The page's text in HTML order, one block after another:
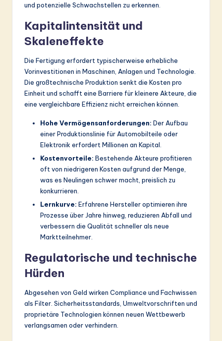
und potenzielle Schwachstellen zu erkennen.
Kapitalintensität und
Skaleneffekte
Die Fertigung erfordert typischerweise erhebliche
Vorinvestitionen in Maschinen, Anlagen und Technologie.
Die großtechnische Produktion senkt die Kosten pro
Einheit und schafft eine Barriere für kleinere Akteure, die
eine vergleichbare Effizienz nicht erreichen können.
Hohe Vermögensanforderungen: Der Aufbau
einer Produktionslinie für Automobilteile oder
Elektronik erfordert Millionen an Kapital.
Kostenvorteile: Bestehende Akteure profitieren
oft von niedrigeren Kosten aufgrund der Menge,
was es Neulingen schwer macht, preislich zu
konkurrieren.
Lernkurve: Erfahrene Hersteller optimieren ihre
Prozesse über Jahre hinweg, reduzieren Abfall und
verbessern die Qualität schneller als neue
Marktteilnehmer.
Regulatorische und technische
Hürden
Abgesehen von Geld wirken Compliance und Fachwissen
als Filter. Sicherheitsstandards, Umweltvorschriften und
proprietäre Technologien können neuen Wettbewerb
verlangsamen oder verhindern.